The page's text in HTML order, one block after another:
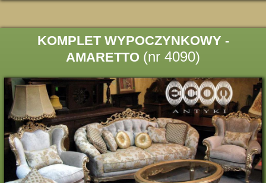
KOMPLET WYPOCZYNKOWY -
AMARETTO (nr 4090)